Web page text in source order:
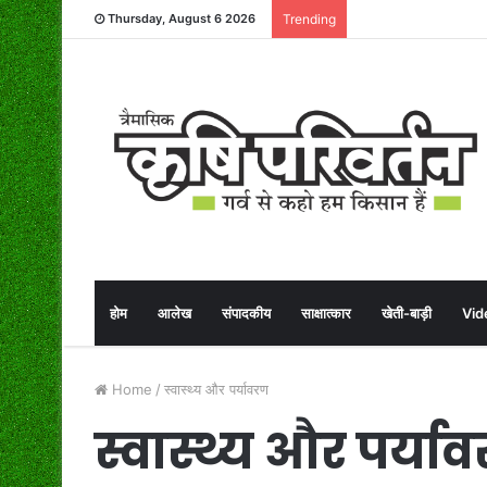
Thursday, August 6 2026 Trending
होम आलेख संपादकीय साक्षात्कार खेती-बाड़ी
Home / स्वास्थ्य और पर्यावरण
स्वास्थ्य और